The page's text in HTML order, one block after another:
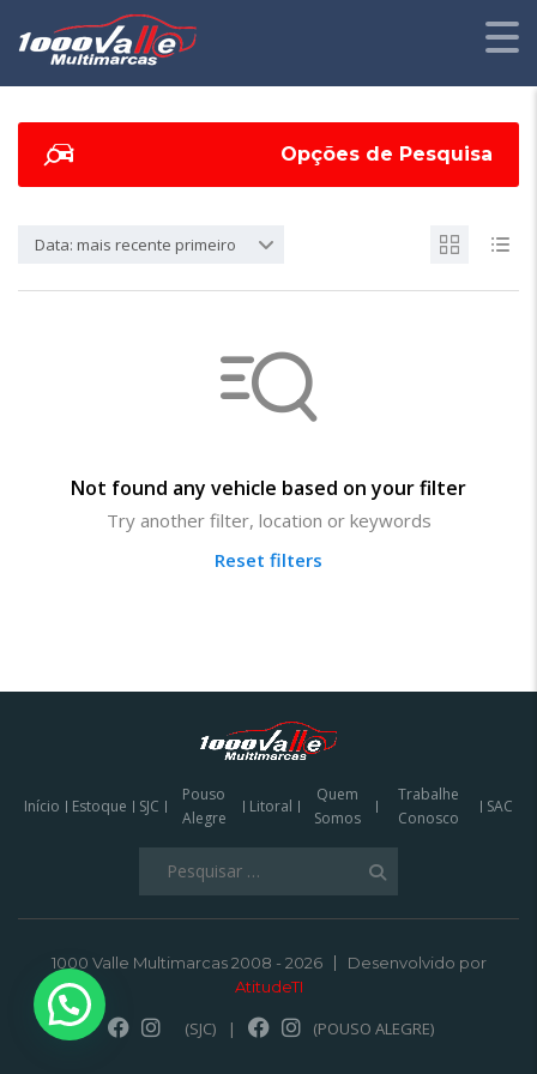
Opções de Pesquisa
Data: mais recente primeiro
Not found any vehicle based on your filter
Try another filter, location or keywords
Reset filters
Início Estoque SJC
Pouso
Alegre
Litoral
Quem
Somos
Trabalhe
Conosco
SAC
1000 Valle Multimarcas 2008 - 2026
Desenvolvido por
AtitudeTI
(SJC) | (POUSO ALEGRE)